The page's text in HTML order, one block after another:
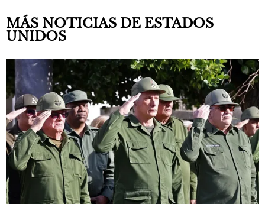
MÁS NOTICIAS DE ESTADOS
UNIDOS